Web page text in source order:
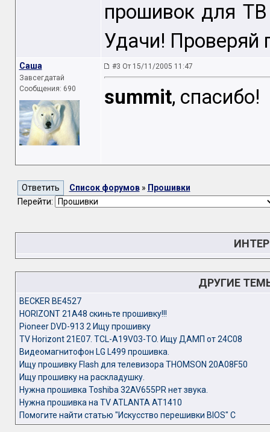
прошивок для
Удачи! Проверяй
Caша
Завсегдатай
Сообщения: 690
#3 От 15/11/2005 11:47
summit, спасибо!
Список форумов» Прошивки
Перейти:
ДРУГИЕ
BECKER BE4527
HORIZONT 21A48 скиньте прошивку!!!
Pioneer DVD-913 2 Ищу прошивку
TV Horizont 21E07. TCL-A19V03-TO. Ищу ДАМП от 24С08
Видеомагнитофон LG L499 прошивка.
Ищу прошивку Flash для телевизора THOMSON 20A08F50
Ищу прошивку на раскладушку.
Нужна прошивка Toshiba 32AV655PR нет звука.
Нужна прошивка на TV ATLANTA AT1410
Помогите найти статью "Искусство перешивки BIOS" С